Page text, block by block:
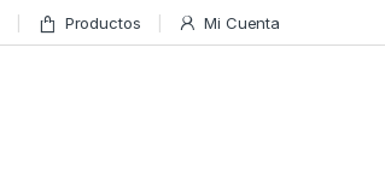
Productos Mi Cuenta